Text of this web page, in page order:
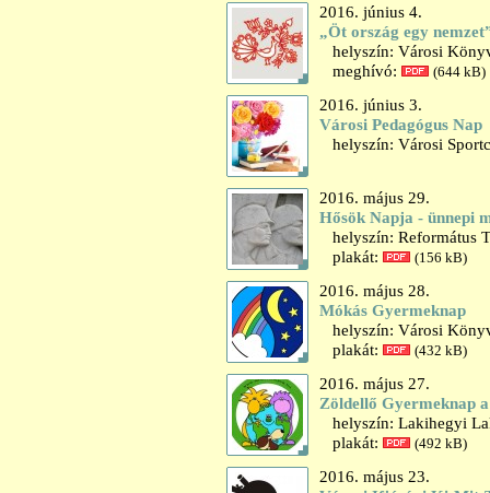
2016. június 4.
„Öt ország egy
helyszín: Városi
meghívó:
(644 kB)
2016. június 3.
Városi Pedagógus Nap
helyszín: Városi
2016. május 29.
Hősök Napja - ünnepi
helyszín: Református
plakát:
(156 kB)
2016. május 28.
Mókás Gyermeknap
helyszín: Városi
plakát:
(432 kB)
2016. május 27.
Zöldellő Gyermeknap
helyszín: Lakihegyi
plakát:
(492 kB)
2016. május 23.